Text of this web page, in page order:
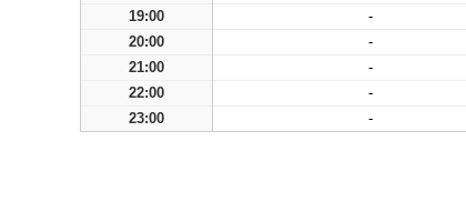
19:00
-
20:00
-
21:00
-
22:00
-
23:00
-